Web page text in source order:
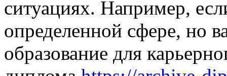
ситуациях. Например,
определенной сфере, но
образование для